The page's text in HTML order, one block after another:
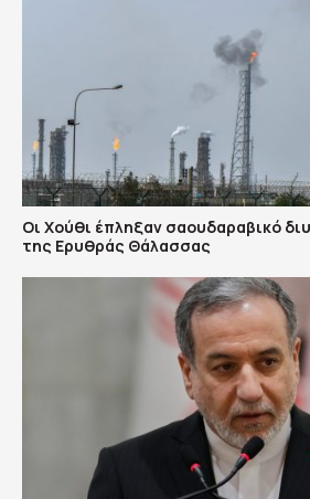
Οι Χούθι έπληξαν σαουδαραβικό
της Ερυθράς Θάλασσας